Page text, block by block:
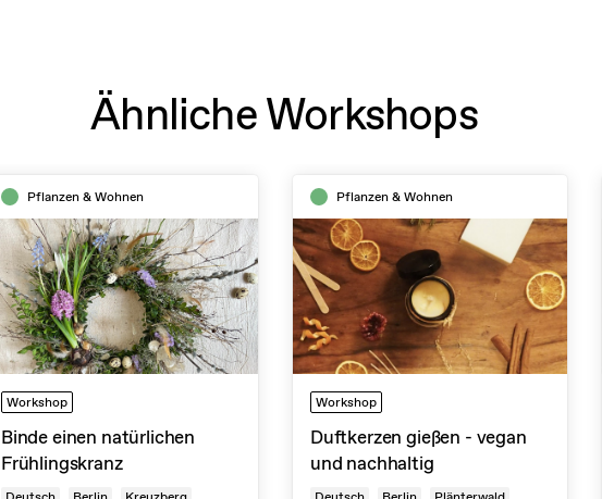
Ähnliche Workshops
Pflanzen & Wohnen
Workshop
Binde einen natürlichen
Frühlingskranz
Pflanzen & Wohnen
Workshop
Duftkerzen gießen - vegan
und nachhaltig